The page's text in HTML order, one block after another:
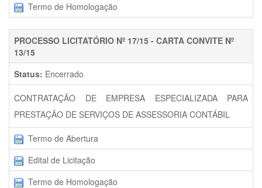
Termo de Homologação
PROCESSO LICITATÓRIO Nº 17/15 - CARTA CONVITE Nº
13/15
Status: Encerrado
CONTRATAÇÃO DE EMPRESA ESPECIALIZADA PARA
PRESTAÇÃO DE SERVIÇOS DE ASSESSORIA CONTÁBIL
Termo de Abertura
Edital de Licitação
Termo de Homologação